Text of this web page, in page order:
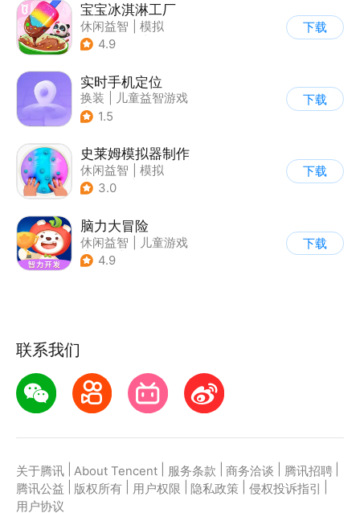
宝宝冰淇淋工厂
休闲益智
模拟
| 宝宝巴士
4.9
下载
实时手机定位
换装
儿童益智游戏
| 定位追踪
1.5
下载
史莱姆模拟器制作
休闲益智
模拟
| 史莱姆
3.0
下载
脑力大冒险
休闲益智
儿童游戏
| 卡通
4.9
下载
联系我们
关于腾讯 About Tencent 服务条款 商务洽谈 腾讯招聘
腾讯公益
版权所有 用户权限 隐私政策 侵权投诉指引
用户协议